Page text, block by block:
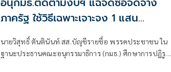
ภาครัฐ ใช้วิธีเฉพาะเจาะจง 1 แสน
โครงการทั่วประเทศ เอื้อทุจริตงบกว่า 5
หมื่นล้านบาท
นายวิสุทธิ์ ตันตินันท์ สส.บัญชีรายชื่อ พรรคประชาชน ใน
ฐานะประธานคณะอนุกรรมาธิการ (กมธ.) ศึกษาการปฏิรูป